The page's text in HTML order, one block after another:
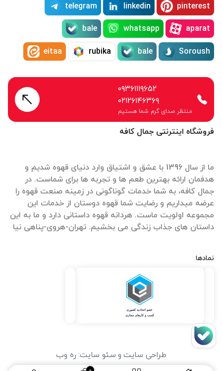
فروشگاه اینترنتی جمال کافه
ما از سال 1396 با عشق و اشتیاق وارد دنیای قهوه شدیم و
هدفمان ارائه بهترین طعم ها و تجربه ها برای شماست. در
جمال کافه، به شما خدمات گوناگونی در زمینه صنعت قهوه را
عرضه میداریم و رضایت شما قهوه دوستان از خدمات این
مجموعه اولویت ماست. هردانه قهوه داستانی دارد و ما به این
داستان های جذاب زندگی می بخشیم. تهران-هروی-پناهی نیا
نمادها
pinterest
linkedin
telegram
aparat
whatsapp
bale
Soroush
bale
rubika
eitaa
۰۹۳۶۱۱۱۹۶۵۲
۰۲۱۲۶۱۴۶۳۶۹
منتظر صدای گرم شما هستیم
طراحی سایت و سئو سایت: ره وب